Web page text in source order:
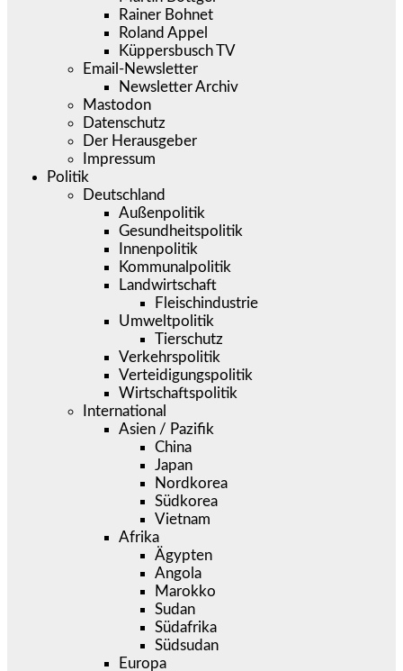
Rainer Bohnet
Roland Appel
Küppersbusch TV
Email-Newsletter
Newsletter Archiv
Mastodon
Datenschutz
Der Herausgeber
Impressum
Politik
Deutschland
Außenpolitik
Gesundheitspolitik
Innenpolitik
Kommunalpolitik
Landwirtschaft
Fleischindustrie
Umweltpolitik
Tierschutz
Verkehrspolitik
Verteidigungspolitik
Wirtschaftspolitik
International
Asien / Pazifik
China
Japan
Nordkorea
Südkorea
Vietnam
Afrika
Ägypten
Angola
Marokko
Sudan
Südafrika
Südsudan
Europa